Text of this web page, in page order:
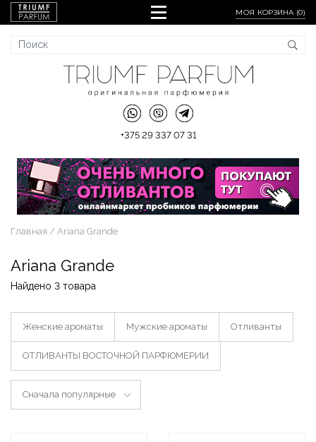
МОЯ КОРЗИНА (0)
+375 29 337 07 31
Главная Ariana Grande
Ariana Grande
Найдено 3 товара
Женские ароматы Мужские ароматы Отливанты
ОТЛИВАНТЫ ВОСТОЧНОЙ ПАРФЮМЕРИИ
Сначала популярные